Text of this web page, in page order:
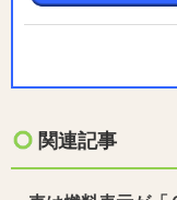
関連記事